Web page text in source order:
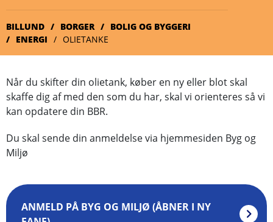
BILLUND BORGER
BOLIG OG BYGGERI
ENERGI
OLIETANKE
Når du skifter din olietank, køber en ny eller blot skal
skaffe dig af med den som du har, skal vi orienteres så vi
kan opdatere din BBR.
Du skal sende din anmeldelse via hjemmesiden Byg og
Miljø
ANMELD PÅ BYG OG MILJØ (ÅBNER I NY